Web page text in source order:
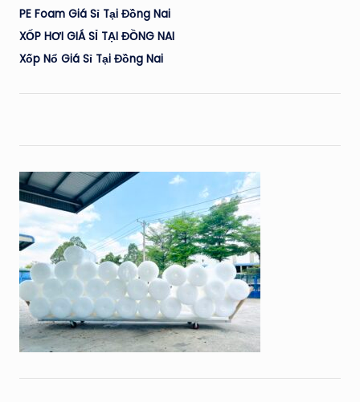
PE Foam Giá Sỉ Tại Đồng Nai
XỐP HƠI GIÁ SỈ TẠI ĐỒNG NAI
Xốp Nổ Giá Sỉ Tại Đồng Nai